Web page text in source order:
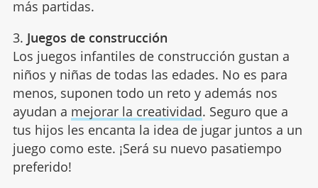
más partidas.
3. Juegos de construcción
Los juegos infantiles de construcción gustan a
niños y niñas de todas las edades. No es para
menos, suponen todo un reto y además nos
ayudan a mejorar la creatividad. Seguro que a
tus hijos les encanta la idea de jugar juntos a un
juego como este. ¡Será su nuevo pasatiempo
preferido!